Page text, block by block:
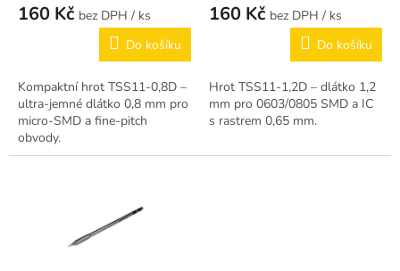
160 Kč
/ ks
Do košíku
Kompaktní hrot TSS11-0,8D –
ultra-jemné dlátko 0,8 mm pro
micro-SMD a fine-pitch
obvody.
160 Kč
/ ks
Do košíku
Hrot TSS11-1,2D – dlátko 1,2
mm pro 0603/0805 SMD a IC
s rastrem 0,65 mm.